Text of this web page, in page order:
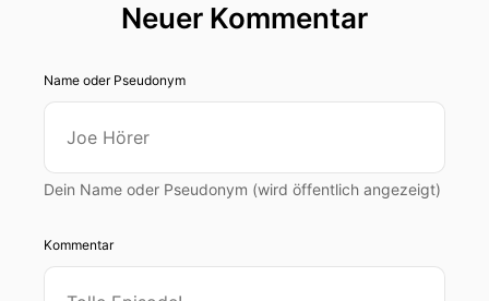
Neuer Kommentar
Name oder Pseudonym
Dein Name oder Pseudonym (wird öffentlich angezeigt)
Kommentar